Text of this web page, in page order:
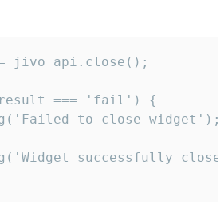
jivo_api.close();
=== 'fail') {
to close widget');
successfully